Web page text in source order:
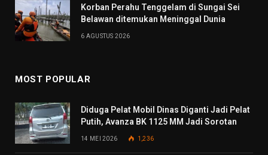
Korban Perahu Tenggelam di Sungai Sei
Belawan ditemukan Meninggal Dunia
6 AGUSTUS 2026
MOST POPULAR
Diduga Pelat Mobil Dinas Diganti Jadi Pelat
Putih, Avanza BK 1125 MM Jadi Sorotan
14 MEI 2026 1,236